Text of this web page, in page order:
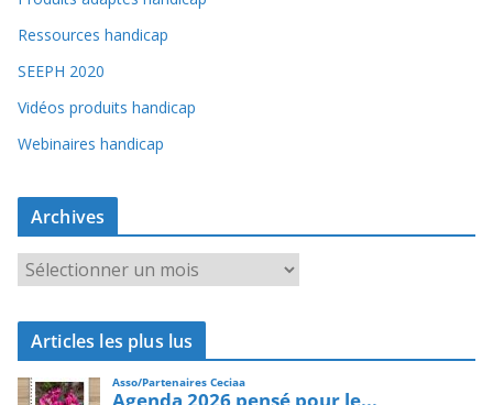
Ressources handicap
SEEPH 2020
Vidéos produits handicap
Webinaires handicap
Archives
r
c
i
Articles les plus lus